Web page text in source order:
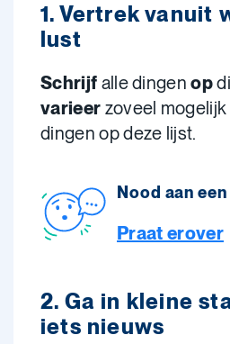
1. Vertrek vanuit
lust
Schrijf alle dingenop
varieer zoveel
dingen op deze lijst.
Nood aan
Praat erover
2. Ga in kleine
iets nieuws